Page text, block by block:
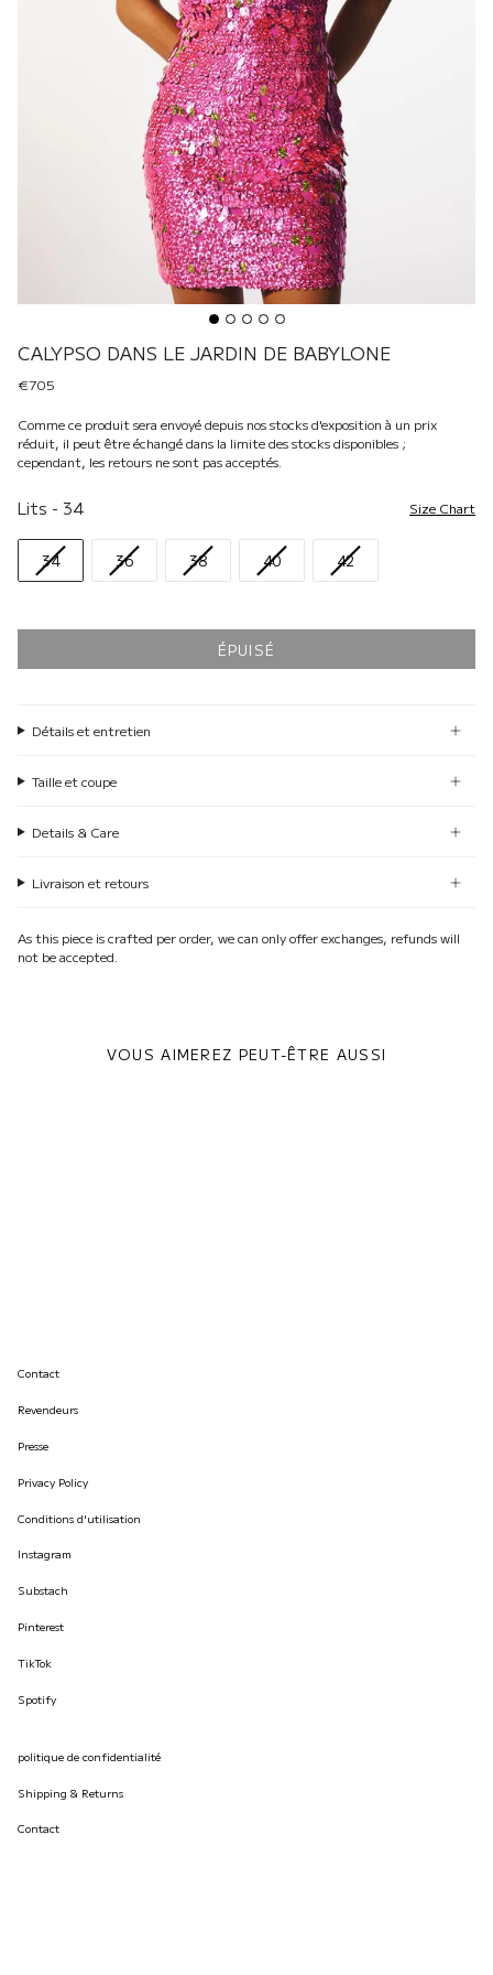
CALYPSO DANS LE JARDIN DE BABYLONE
€705
Comme ce produit sera envoyé depuis nos stocks d'exposition à un prix
réduit, il peut être échangé dans la limite des stocks disponibles ;
cependant, les retours ne sont pas acceptés.
Lits - 34 Size Chart
34 36 38 40 42
ÉPUISÉ
Détails et entretien
Taille et coupe
Details & Care
Livraison et retours
As this piece is crafted per order, we can only offer exchanges, refunds will
not be accepted.
VOUS AIMEREZ PEUT-ÊTRE AUSSI
Contact
Revendeurs
Presse
Privacy Policy
Conditions d'utilisation
Instagram
Substach
Pinterest
TikTok
Spotify
politique de confidentialité
Shipping & Returns
Contact